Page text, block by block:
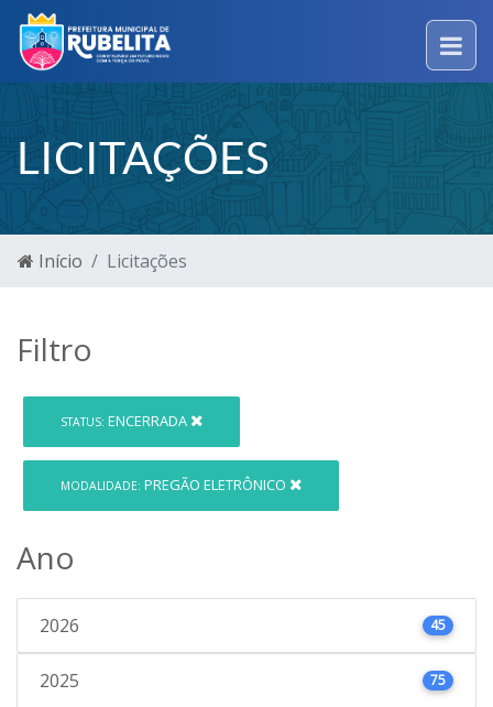
LICITAÇÕES
Início Licitações
Filtro
STATUS: ENCERRADA
MODALIDADE: PREGÃO ELETRÔNICO
Ano
2026 45
2025 75